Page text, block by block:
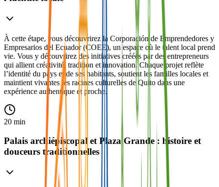
À cette étape, vous découvrirez la Corporación de Emprendedores y
Empresarios del Ecuador (COEE), un espace où le talent local prend
vie. Vous y découvrirez des initiatives créées par des entrepreneurs
qui allient créativité, tradition et innovation. Chaque projet reflète
l’identité du pays et de ses habitants, soutient les familles locales et
maintient vivantes les racines culturelles de Quito dans une
expérience authentique et proche.
20 min
Palais archiépiscopal et Plaza Grande : histoire et
douceurs traditionnelles